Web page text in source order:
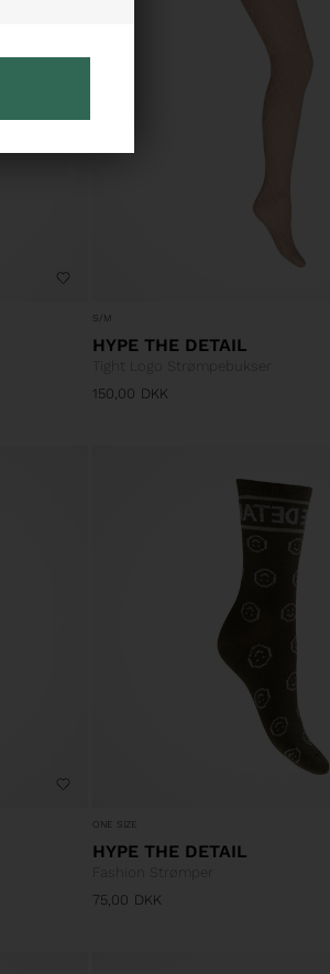
S/M
HYPE THE DETAIL
Tight Logo Strømpebukser
150,00 DKK
ONE SIZE
HYPE THE DETAIL
Fashion Strømper
75,00 DKK